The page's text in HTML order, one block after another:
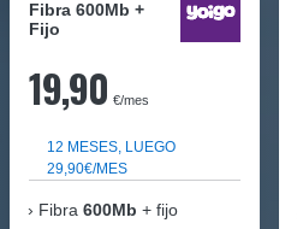
Fibra 600Mb +
Fijo
19,90 €/mes
12 MESES, LUEGO
29,90€/MES
Fibra 600Mb + fijo